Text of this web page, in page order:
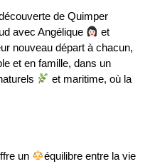
de Quimper
avec Angélique
et
nouveau départ à chacun,
et en famille, dans un
et maritime, où la
un
équilibre entre la vie